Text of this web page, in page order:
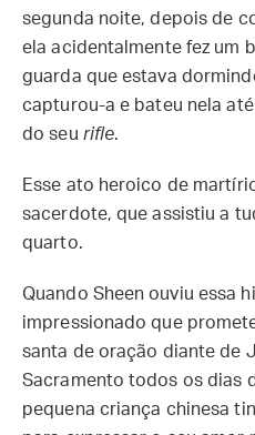
segunda noite, depois de
ela acidentalmente fez um
guarda que estava
capturou-a e bateu nela
do seu rifle.
Esse ato heroico de
sacerdote, que assistiu a
quarto.
Quando Sheen ouviu essa
impressionado que
santa de oração diante de
Sacramento todos os dias
pequena criança chinesa